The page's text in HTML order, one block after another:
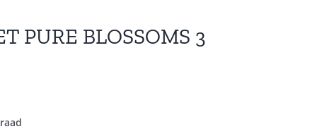
PURE BLOSSOMS 3